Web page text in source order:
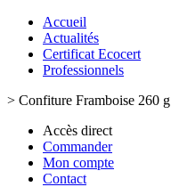
Accueil
Actualités
Certificat Ecocert
Professionnels
> Confiture Framboise 260 g
Accès direct
Commander
Mon compte
Contact